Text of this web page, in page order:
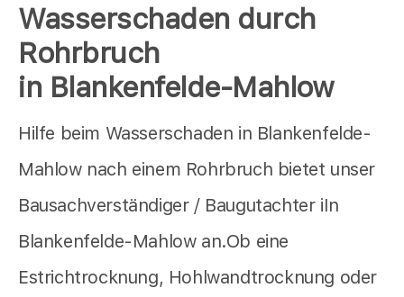
Wasserschaden durch
Rohrbruch
in Blankenfelde-Mahlow
Hilfe beim Wasserschaden in Blankenfelde-
Mahlow nach einem Rohrbruch bietet unser
Bausachverständiger / Baugutachter iIn
Blankenfelde-Mahlow an.Ob eine
Estrichtrocknung, Hohlwandtrocknung oder